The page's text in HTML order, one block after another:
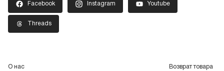
Facebook Instagram Youtube
Threads
О нас Возврат товара